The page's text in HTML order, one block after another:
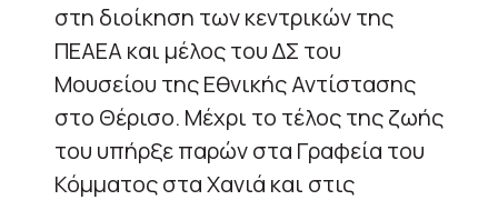
στη διοίκηση των κεντρικών της
ΠΕΑΕΑ και μέλος του ΔΣ του
Μουσείου της Εθνικής Αντίστασης
στο Θέρισο. Μέχρι το τέλος της ζωής
του υπήρξε παρών στα Γραφεία του
Κόμματος στα Χανιά και στις